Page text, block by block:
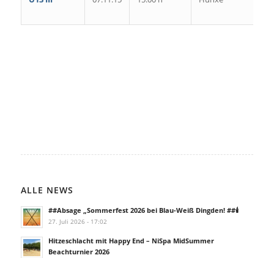
ALLE NEWS
##Absage „Sommerfest 2026 bei Blau-Weiß Dingden! ##🕯️
27. Juli 2026 - 17:02
Hitzeschlacht mit Happy End – NiSpa MidSummer
Beachturnier 2026